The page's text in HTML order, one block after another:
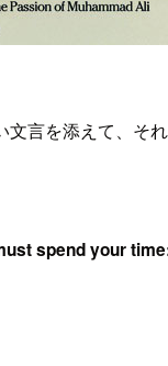
言を添えて、そ
spend your